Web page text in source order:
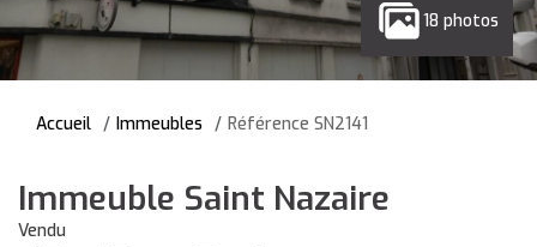
18 photos
Accueil Immeubles Référence SN2141
Immeuble Saint Nazaire
Vendu